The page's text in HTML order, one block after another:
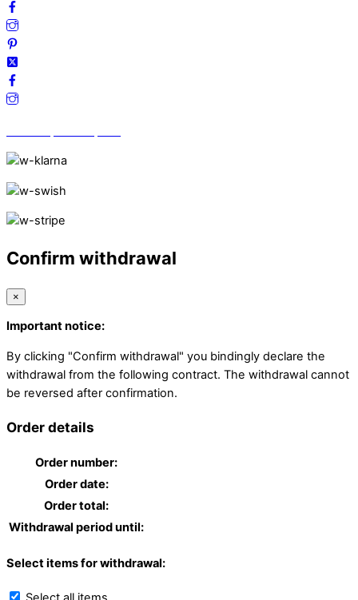
Confirm withdrawal
×
Important notice:
By clicking "Confirm withdrawal" you bindingly declare the
withdrawal from the following contract. The withdrawal cannot
be reversed after confirmation.
Order details
Order number:
Order date:
Order total:
Withdrawal period until:
Select items for withdrawal: